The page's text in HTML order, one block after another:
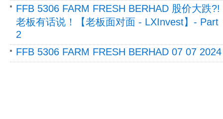
FFB 5306 FARM FRESH BERHAD 股价大跌?!
老板有话说！【老板面对面 - LXInvest】- Part
2
FFB 5306 FARM FRESH BERHAD 07 07 2024